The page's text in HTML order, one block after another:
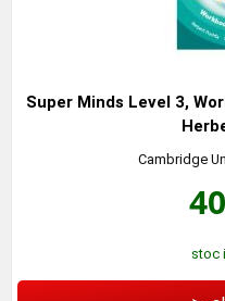
Super Minds Level 3,
Cambridge
40
stoc